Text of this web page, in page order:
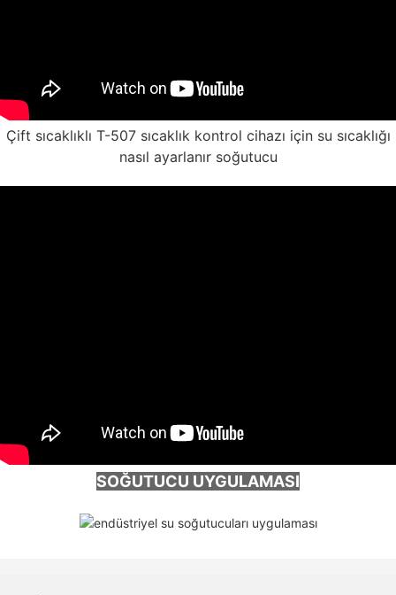
Çift sıcaklıklı T-507 sıcaklık kontrol cihazı için su sıcaklığı
nasıl ayarlanır soğutucu
SOĞUTUCU UYGULAMASI